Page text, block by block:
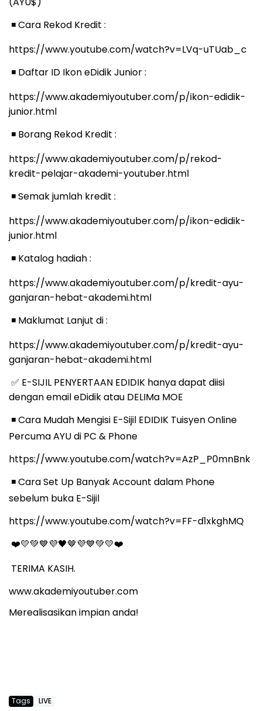
◾ ️ Cara Rekod Kredit :
https://www.youtube.com/watch?v=LVq-uTUab_c
◾ ️ Daftar ID Ikon eDidik Junior :
https://www.akademiyoutuber.com/p/ikon-edidik-
junior.html
◾ ️ Borang Rekod Kredit :
https://www.akademiyoutuber.com/p/rekod-
kredit-pelajar-akademi-youtuber.html
◾ ️ Semak jumlah kredit :
https://www.akademiyoutuber.com/p/ikon-edidik-
junior.html
◾ ️ Katalog hadiah :
https://www.akademiyoutuber.com/p/kredit-ayu-
ganjaran-hebat-akademi.html
◾ ️ Maklumat Lanjut di :
https://www.akademiyoutuber.com/p/kredit-ayu-
ganjaran-hebat-akademi.html
✅ E-SIJIL PENYERTAAN EDIDIK hanya dapat diisi
dengan email eDidik atau DELIMa MOE
◾ ️ Cara Mudah Mengisi E-Sijil EDIDIK Tuisyen Online
Percuma AYU di PC & Phone
https://www.youtube.com/watch?v=AzP_P0mnBnk
◾ ️ Cara Set Up Banyak Account dalam Phone
sebelum buka E-Sijil
https://www.youtube.com/watch?v=FF-d1xkghMQ
❤💛💚💙💜🖤🤎 💜💙💚💛❤
TERIMA KASIH.
www.akademiyoutuber.com
Merealisasikan impian anda!
Tags LIVE